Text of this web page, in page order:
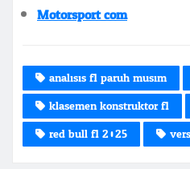
Motorsport.com
analisis f1 paruh musim
klasemen konstruktor f1
red bull f1 2025